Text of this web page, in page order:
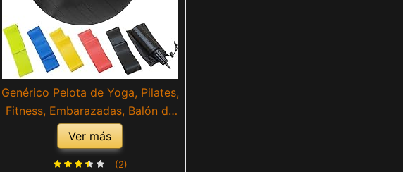
Genérico Pelota de Yoga, Pilates,
Fitness, Embarazadas, Balón de
Ejercicio, de 65 Cm, Incluido
Bomba de Aire y Set de Bandas
Elásticas para Musculación. 5
Ver más
(2)